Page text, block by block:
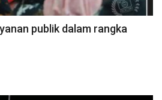
publik dalam rangka